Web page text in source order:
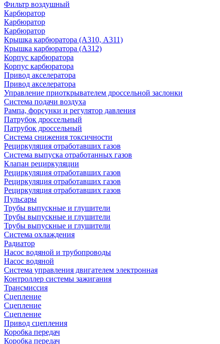
Фильтр воздушный
Карбюратор
Карбюратор
Карбюратор
Крышка карбюратора (А310, А311)
Крышка карбюратора (А312)
Корпус карбюратора
Корпус карбюратора
Привод акселератора
Привод акселератора
Управление приоткрывателем дроссельной заслонки
Система подачи воздуха
Рампа, форсунки и регулятор давления
Патрубок дроссельный
Патрубок дроссельный
Система снижения токсичности
Рециркуляция отработавших газов
Система выпуска отработанных газов
Клапан рециркуляции
Рециркуляция отработавших газов
Рециркуляция отработавших газов
Рециркуляция отработавших газов
Пульсары
Трубы выпускные и глушители
Трубы выпускные и глушители
Трубы выпускные и глушители
Система охлаждения
Радиатор
Насос водяной и трубопроводы
Насос водяной
Система управления двигателем электронная
Контроллер системы зажигания
Трансмиссия
Сцепление
Сцепление
Сцепление
Привод сцепления
Коробка передач
Коробка передач